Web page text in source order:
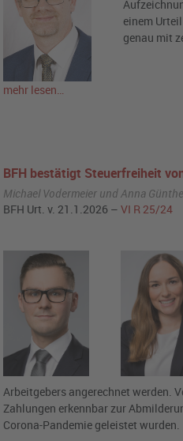
einem
genau mit
mehr lesen…
BFH bestätigt Steuerfreiheit
Michael Vodermeier und Anna
BFH Urt. v. 21.1.2026 –VI R 25/24
Arbeitgebers angerechnet werden.
Zahlungen erkennbar zur
Corona-Pandemie geleistet wurden.